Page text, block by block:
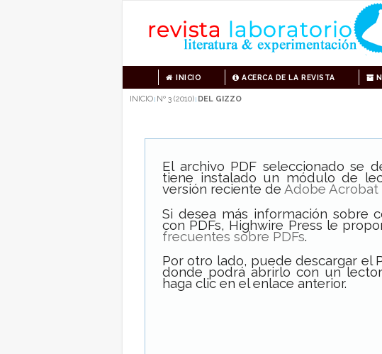
INICIO ACERCA DE LA REVISTA
INICIO | Nº 3 (2010) | DEL GIZZO
El archivo PDF seleccionado se
tiene instalado un módulo de
versión reciente de Adobe Acrobat
Si desea más información sobre
con PDFs, Highwire Press le
frecuentes sobre PDFs.
Por otro lado, puede descargar el
donde podrá abrirlo con un
haga clic en el enlace anterior.